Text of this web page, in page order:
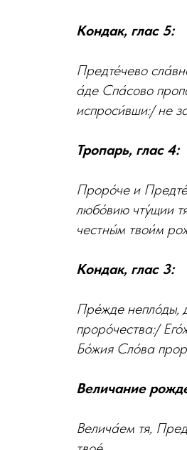
Кондак, глас 5:
Предте́чево
а́де Спа́сово
испроси́вши:/ не
Тропарь, глас 4:
Проро́че и
любо́вию чту́щии
честны́м твои́м
Кондак, глас 3:
Пре́жде непло́ды,
проро́чества:/
Бо́жия Сло́ва
Величание
Велича́ем тя,